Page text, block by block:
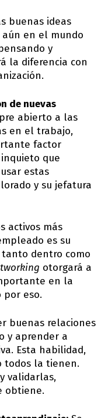
buenas ideas
aún en el mundo
y
la diferencia con
de nuevas
abierto a las
en el trabajo,
factor
que
estas
y su jefatura
activos más
es su
dentro como
otorgará a
en la
por eso.
buenas relaciones
y aprender a
Esta habilidad,
todos la tienen.
validarlas,
obtiene.